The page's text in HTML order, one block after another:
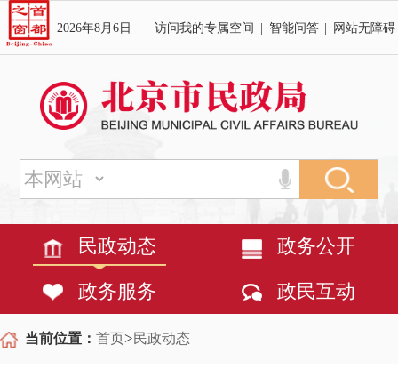
2026年8月6日 访问我的专属空间 智能问答 网站无障碍
民政动态 政务公开
政务服务 政民互动
当前位置： 首页>民政动态